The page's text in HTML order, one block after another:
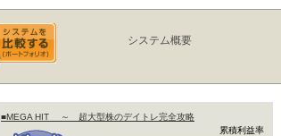
システム概要
■MEGA HIT ～ 超大型株のデイトレ完全攻略
累積利益率